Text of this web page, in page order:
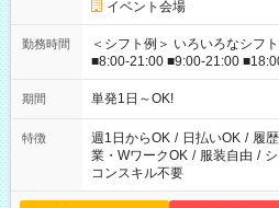
イベント会場
勤務時間
＜シフト例＞ いろいろなシフ
■8:00-21:00 ■9:00-21:00
期間 単発1日～OK!
特徴 週1日からOK / 日払いOK / 履
業・WワークOK / 服装自由 /
コンスキル不要